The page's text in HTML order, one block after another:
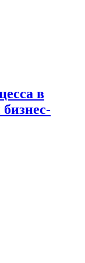
в
бизнес-